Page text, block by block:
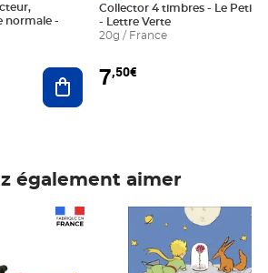
Ajouter au panier
Collector 4 timbres - Le Petit
- Lettre Verte
20g / France
7,50€
également aimer
Prix 7,50€